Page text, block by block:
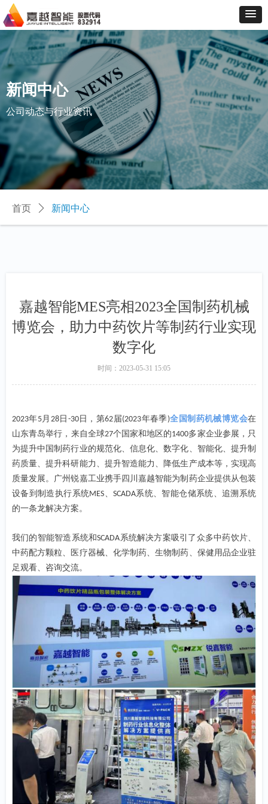
嘉越智能MES亮相2023全国制药机械
博览会，助力中药饮片等制药行业实现
数字化
时间： 2023-05-31 15:05
2023年5月 28日 -30日，第62届(2023年春季)全国制药机械博览会在
山东青岛举行，来自全球27个国家和地区的1400多家企业参展，只
为提升中国制药行业的规范化、信息化、数字化、智能化、提升制
药质量、提升科研能力、提升智造能力、降低生产成本等，实现高
质量发展。广州锐嘉工业携手四川嘉越智能为制药企业提供从包装
设备到制造执行系统MES、 SCADA系统、智能仓储系统、追溯系统
的一条龙解决方案。
我们的智能智造系统和SCADA系统解决方案吸引了众多中药饮片、
中药配方颗粒、医疗器械、化学制药、生物制药、保健用品企业驻
足观看、咨询交流。
首页 ꄲ 新闻中心
新闻中心
公司动态与行业资讯